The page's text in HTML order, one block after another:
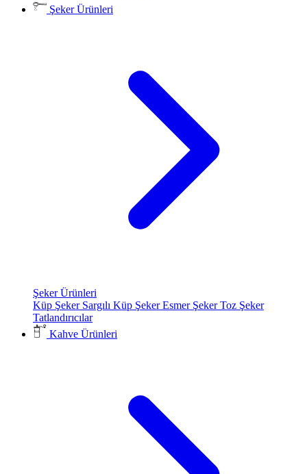
Şeker Ürünleri
Şeker Ürünleri
Küp Şeker Sargılı Küp ŞekerEsmer ŞekerToz Şeker
Tatlandırıcılar
Kahve Ürünleri